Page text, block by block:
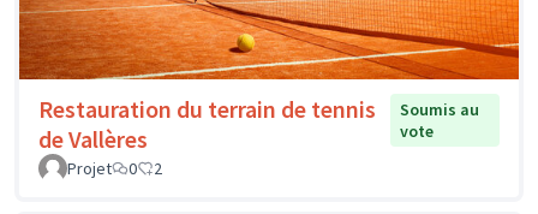
Restauration du terrain de tennis
de Vallères
Soumis au
vote
Projet
0 2